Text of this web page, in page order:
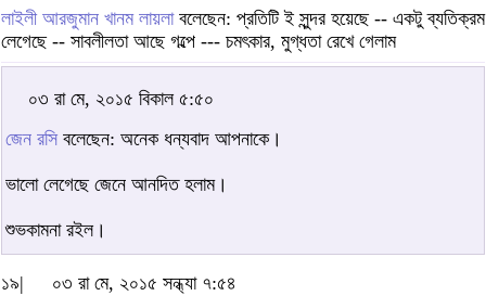
লাইলী আরজুমান খানম লায়লাবলেছেন: প্রতিটি ই সুন্দর হয়েছে -- একটু ব্যতিক্রম
লেগেছে -- সাবলীলতা আছে গল্পে --- চমৎকার, মুগ্ধতা রেখে গেলাম
০৩ রা মে, ২০১৫ বিকাল ৫:৫০
জেন রসি বলেছেন: অনেক ধন্যবাদ আপনাকে।
ভালো লেগেছে জেনে আনদিত হলাম।
শুভকামনা রইল।
১৯|
০৩ রা মে, ২০১৫ সন্ধ্যা ৭:৫৪